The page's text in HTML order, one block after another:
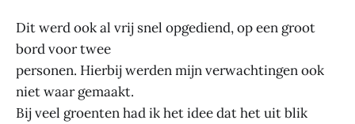
Dit werd ook al vrij snel opgediend, op een groot
bord voor twee
personen. Hierbij werden mijn verwachtingen ook
niet waar gemaakt.
Bij veel groenten had ik het idee dat het uit blik